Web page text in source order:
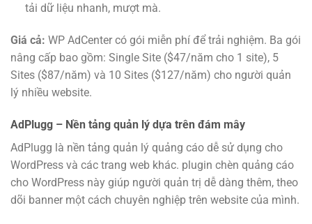
tải dữ liệu nhanh, mượt mà.
Giá cả: WP AdCenter có gói miễn phí để trải nghiệm. Ba gói
nâng cấp bao gồm: Single Site ($47/năm cho 1 site), 5
Sites ($87/năm) và 10 Sites ($127/năm) cho người quản
lý nhiều website.
AdPlugg – Nền tảng quản lý dựa trên đám mây
AdPlugg là nền tảng quản lý quảng cáo dễ sử dụng cho
WordPress và các trang web khác. plugin chèn quảng cáo
cho WordPress này giúp người quản trị dễ dàng thêm, theo
dõi banner một cách chuyên nghiệp trên website của mình.